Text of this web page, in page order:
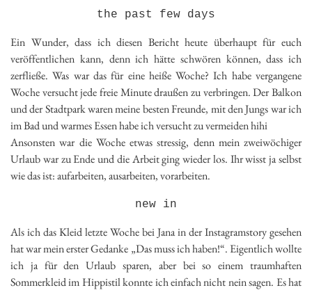
the past few days
Ein Wunder, dass ich diesen Bericht heute überhaupt für euch
veröffentlichen kann, denn ich hätte schwören können, dass ich
zerfließe. Was war das für eine heiße Woche? Ich habe vergangene
Woche versucht jede freie Minute draußen zu verbringen. Der Balkon
und der Stadtpark waren meine besten Freunde, mit den Jungs war ich
im Bad und warmes Essen habe ich versucht zu vermeiden hihi
Ansonsten war die Woche etwas stressig, denn mein zweiwöchiger
Urlaub war zu Ende und die Arbeit ging wieder los. Ihr wisst ja selbst
wie das ist: aufarbeiten, ausarbeiten, vorarbeiten.
new in
Als ich das Kleid letzte Woche bei Jana in der Instagramstory gesehen
hat war mein erster Gedanke „Das muss ich haben!“. Eigentlich wollte
ich ja für den Urlaub sparen, aber bei so einem traumhaften
Sommerkleid im Hippistil konnte ich einfach nicht nein sagen. Es hat